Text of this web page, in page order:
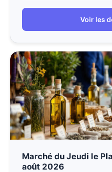
Voir les
Marché du Jeudi le
août 2026